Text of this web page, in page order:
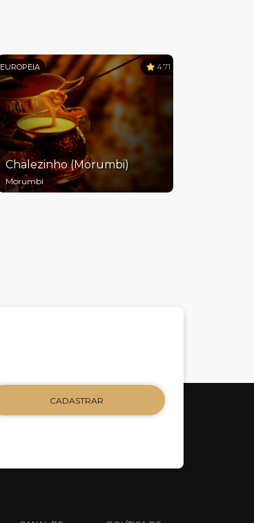
EUROPEIA 4.71
Chalezinho (Morumbi)
Morumbi
CADASTRAR